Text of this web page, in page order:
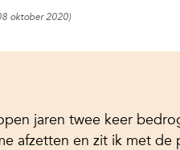
oktober 2020)
jaren twee keer
afzetten en zit ik met